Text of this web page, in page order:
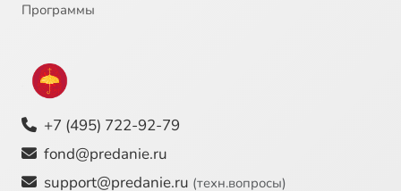
Программы
+7 (495) 722-92-79
fond@predanie.ru
support@predanie.ru (техн.вопросы)